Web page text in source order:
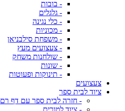
- בובות
- גלגלים
- כלי נגינה
- מכוניות
- משפחת סילבניאן
- צעצועים מעץ
- שולחנות משחק
- שונות
- תינוקות ופעוטות
צעצועים
ציוד לבית ספר
- חזרה לבית ספר עם דף רם
- ציוד למורים